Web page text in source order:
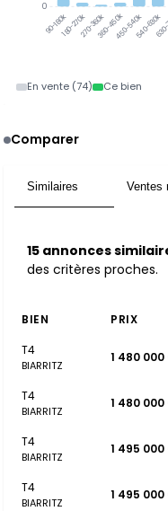
90-180k180-270k270-360k360-450k450-540k540-630k
0
En vente (74) Ce bien
Comparer
Similaires Ventes
15 annonces
des critères proches.
BIEN PRIX
T4
BIARRITZ
1 480
T4
BIARRITZ
1 480
T4
BIARRITZ
1 495
T4
BIARRITZ
1 495